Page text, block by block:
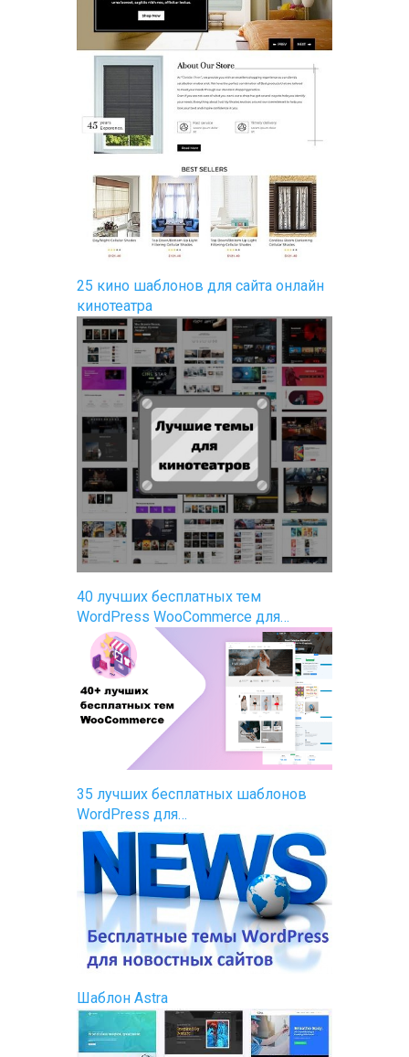
25 кино шаблонов для сайта онлайн
кинотеатра
40 лучших бесплатных тем
WordPress WooCommerce для…
35 лучших бесплатных шаблонов
WordPress для…
Шаблон Astra